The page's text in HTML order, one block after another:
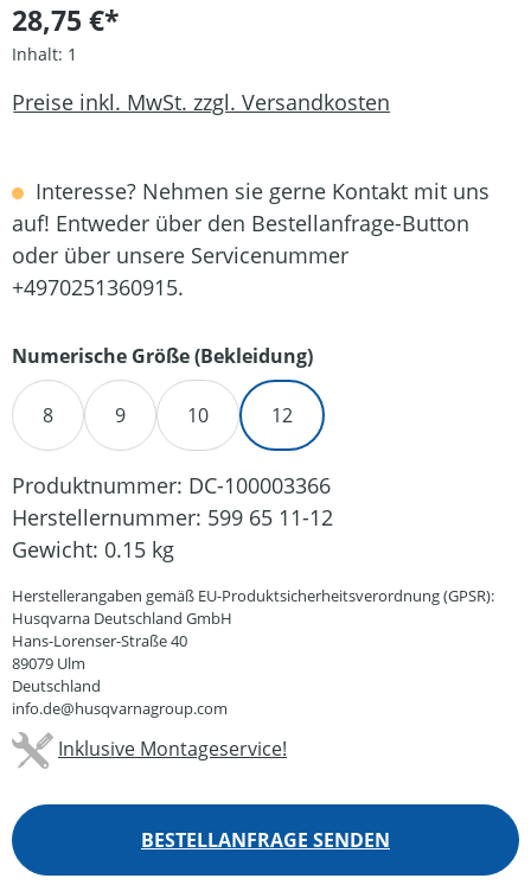
28,75 €*
Inhalt: 1
Preise inkl. MwSt. zzgl. Versandkosten
Interesse? Nehmen sie gerne Kontakt mit uns
auf! Entweder über den Bestellanfrage-Button
oder über unsere Servicenummer
+4970251360915.
Numerische Größe (Bekleidung)auswählen
8 9 10 12
Produktnummer: DC-100003366
Herstellernummer: 599 65 11-12
Gewicht: 0.15 kg
Herstellerangaben gemäß EU-Produktsicherheitsverordnung (GPSR):
Husqvarna Deutschland GmbH
Hans-Lorenser-Straße 40
89079 Ulm
Deutschland
info.de@husqvarnagroup.com
Inklusive Montageservice!
BESTELLANFRAGE SENDEN